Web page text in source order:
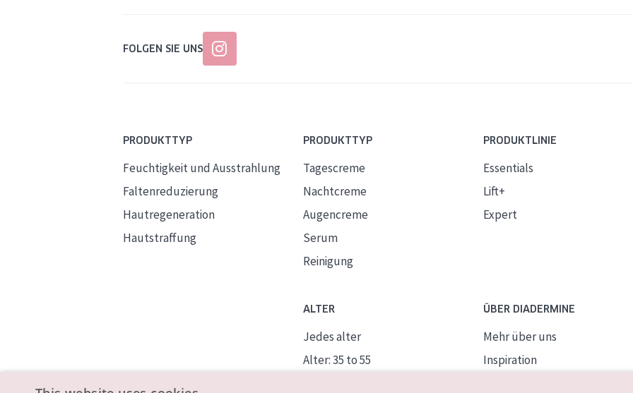
FOLGEN SIE UNS
PRODUKTTYP
Feuchtigkeit und Ausstrahlung
Faltenreduzierung
Hautregeneration
Hautstraffung
PRODUKTTYP
Tagescreme
Nachtcreme
Augencreme
Serum
Reinigung
PRODUKTLINIE
Essentials
Lift+
Expert
ALTER
Jedes alter
Alter: 35 to 55
ÜBER DIADERMINE
Mehr über uns
Inspiration